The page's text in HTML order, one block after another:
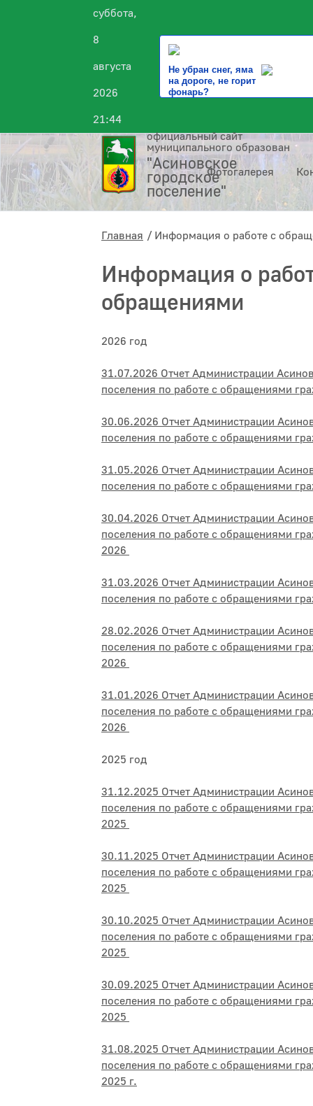
суббота,
8
августа
2026
21:44
Не убран снег, яма
на дороге, не горит
фонарь?
официальный сайт
муниципального образования
"Асиновское
городское
поселение"
Фотогалерея
Главная Информация о работе с
Информация о
обращениями
2026 год
31.07.2026 Отчет Администрации
поселения по работе с обращениями
30.06.2026 Отчет Администрации
поселения по работе с обращениями
31.05.2026 Отчет Администрации
поселения по работе с обращениями
30.04.2026 Отчет Администрации
поселения по работе с обращениями
2026
31.03.2026 Отчет Администрации
поселения по работе с обращениями
28.02.2026 Отчет Администрации
поселения по работе с обращениями
2026
31.01.2026 Отчет Администрации
поселения по работе с обращениями
2026
2025 год
31.12.2025 Отчет Администрации
поселения по работе с обращениями
2025
30.11.2025 Отчет Администрации
поселения по работе с обращениями
2025
30.10.2025 Отчет Администрации
поселения по работе с обращениями
2025
30.09.2025 Отчет Администрации
поселения по работе с обращениями
2025
31.08.2025 Отчет Администрации
поселения по работе с обращениями
2025 г.